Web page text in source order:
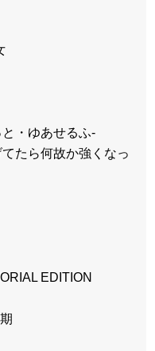
・ゆあせるふ-
たら何故か強くなっ
EDITION